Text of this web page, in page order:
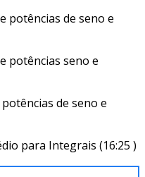
potências de seno e
potências seno e
de seno e
para Integrais (16:25 )